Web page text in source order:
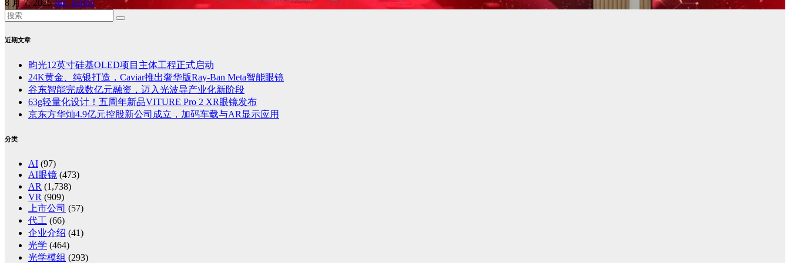
8 月 7, 2026sun, keting
近期文章
昀光12英寸硅基OLED项目主体工程正式启动
24K黄金、纯银打造，Caviar推出奢华版Ray-Ban Meta智能眼镜
谷东智能完成数亿元融资，迈入光波导产业化新阶段
63g轻量化设计！五周年新品VITURE Pro 2 XR眼镜发布
京东方华灿4.9亿元控股新公司成立，加码车载与AR显示应用
分类
AI (97)
AI眼镜 (473)
AR (1,738)
VR (909)
上市公司 (57)
代工 (66)
企业介绍 (41)
光学 (464)
光学模组 (293)